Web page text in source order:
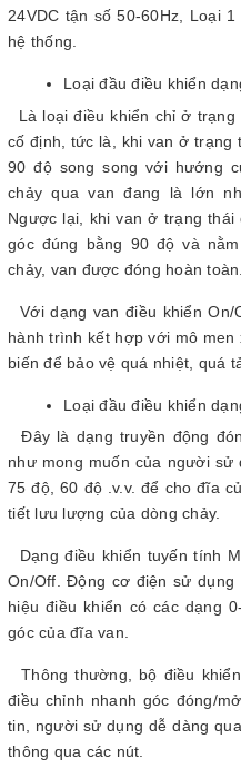
24VDC tận số 50-60Hz, Loại
hệ thống.
Loại đầu điều khiển
Là loại điều khiển chỉ ở
cố định, tức là, khi van ở trạng
90 độ song song với hướng
chảy qua van đang là lớn
Ngược lại, khi van ở trạng
góc đúng bằng 90 độ và
chảy, van được đóng hoàn toàn.
Với dạng van điều khiển
hành trình kết hợp với mô men
biến để bảo vệ quá nhiệt, quá
Loại đầu điều khiển
Đây là dạng truyền động
như mong muốn của người sử
75 độ, 60 độ .v.v. để cho đĩa
tiết lưu lượng của dòng chảy.
Dạng điều khiển tuyến tính
On/Off. Động cơ điện sử
hiệu điều khiển có các dạng
góc của đĩa van.
Thông thường, bộ điều
điều chỉnh nhanh góc đóng/
tin, người sử dụng dễ dàng
thông qua các nút.